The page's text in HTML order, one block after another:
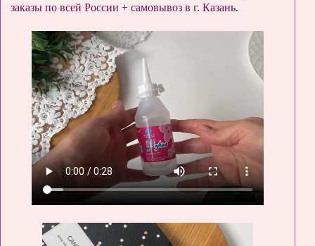
заказы по всей России + самовывоз в г. Казань.